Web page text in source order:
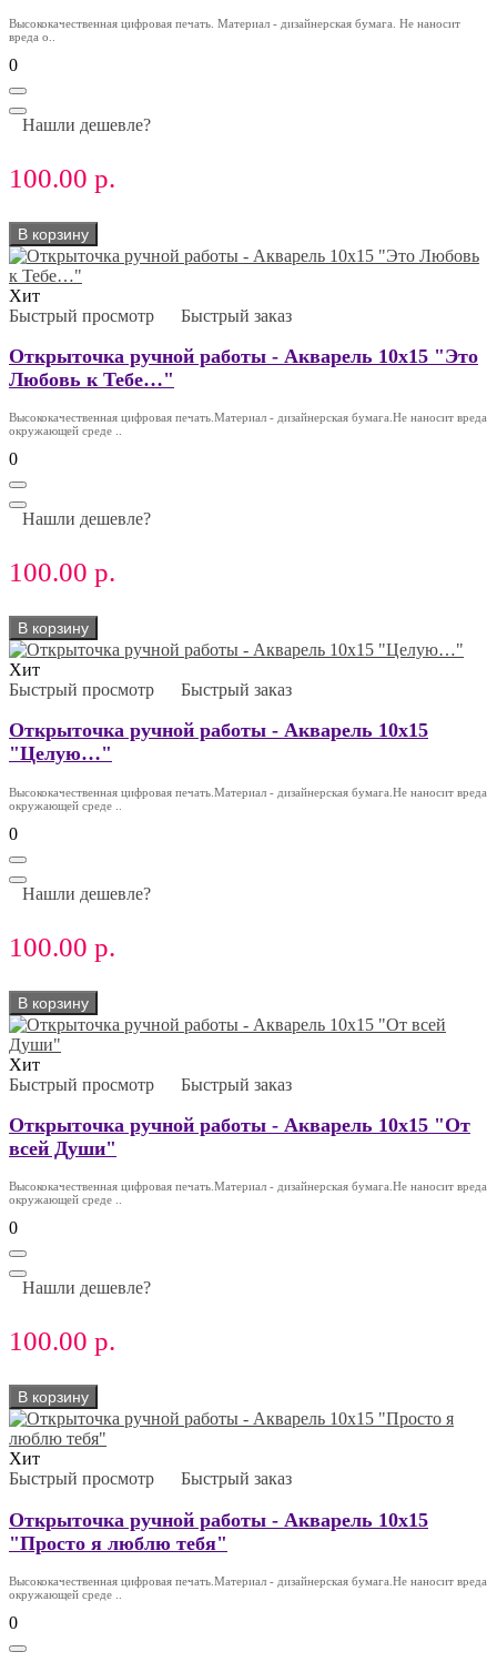
Высококачественная цифровая печать. Материал - дизайнерская бумага. Не наносит
вреда о..
0
Нашли дешевле?
100.00 р.
В корзину
Хит
Быстрый просмотр
Быстрый заказ
Открыточка ручной работы - Акварель 10х15 "Это
Любовь к Тебе…"
Высококачественная цифровая печать.Материал - дизайнерская бумага.Не наносит вреда
окружающей среде ..
0
Нашли дешевле?
100.00 р.
В корзину
Хит
Быстрый просмотр
Быстрый заказ
Открыточка ручной работы - Акварель 10х15
"Целую…"
Высококачественная цифровая печать.Материал - дизайнерская бумага.Не наносит вреда
окружающей среде ..
0
Нашли дешевле?
100.00 р.
В корзину
Хит
Быстрый просмотр
Быстрый заказ
Открыточка ручной работы - Акварель 10х15 "От
всей Души"
Высококачественная цифровая печать.Материал - дизайнерская бумага.Не наносит вреда
окружающей среде ..
0
Нашли дешевле?
100.00 р.
В корзину
Хит
Быстрый просмотр
Быстрый заказ
Открыточка ручной работы - Акварель 10х15
"Просто я люблю тебя"
Высококачественная цифровая печать.Материал - дизайнерская бумага.Не наносит вреда
окружающей среде ..
0